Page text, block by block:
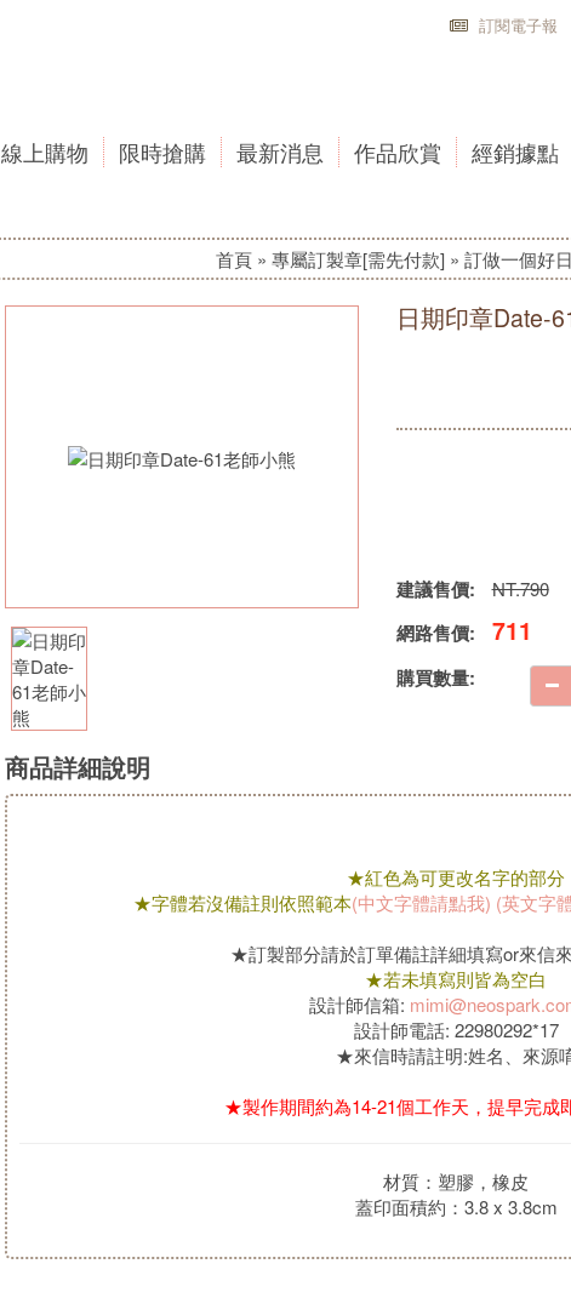
訂閱電子報
線上購物 限時搶購 最新消息 作品欣賞 經銷據點
首頁 » 專屬訂製章[需先付款] » 訂做一個好
日期印章Date-
建議售價: NT.790
網路售價: 711
購買數量:
商品詳細說明
★紅色為可更改名字的部分
★字體若沒備註則依照範本(中文字體請點我) (英文字
★訂製部分請於訂單備註詳細填寫or來信
★若未填寫則皆為空白
設計師信箱:
設計師電話: 22980292*17
★來信時請註明:姓名、來源
★製作期間約為14-21個工作天，提早完成
材質：塑膠，橡皮
蓋印面積約：3.8 x 3.8cm